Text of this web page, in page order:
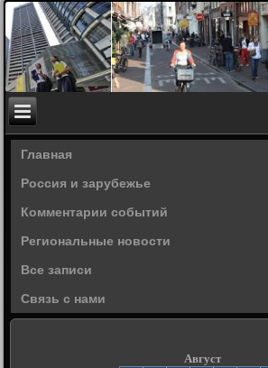
Главная
Россия и зарубежье
Комментарии событий
Региональные новости
Все записи
Связь с нами
Август